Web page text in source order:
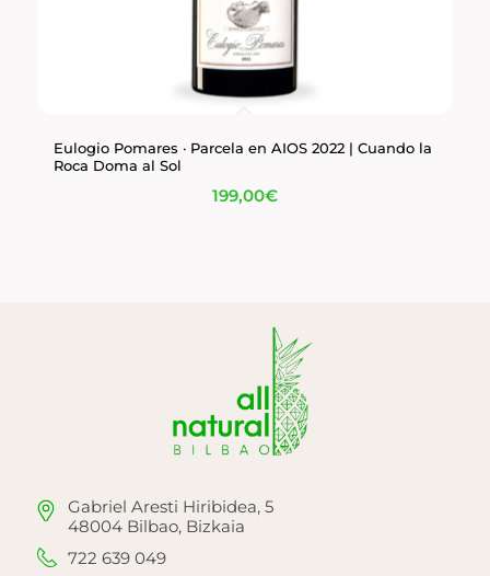
Eulogio Pomares · Parcela en AIOS 2022 | Cuando la
Roca Doma al Sol
199,00€
Gabriel Aresti Hiribidea, 5
48004 Bilbao, Bizkaia
722 639 049